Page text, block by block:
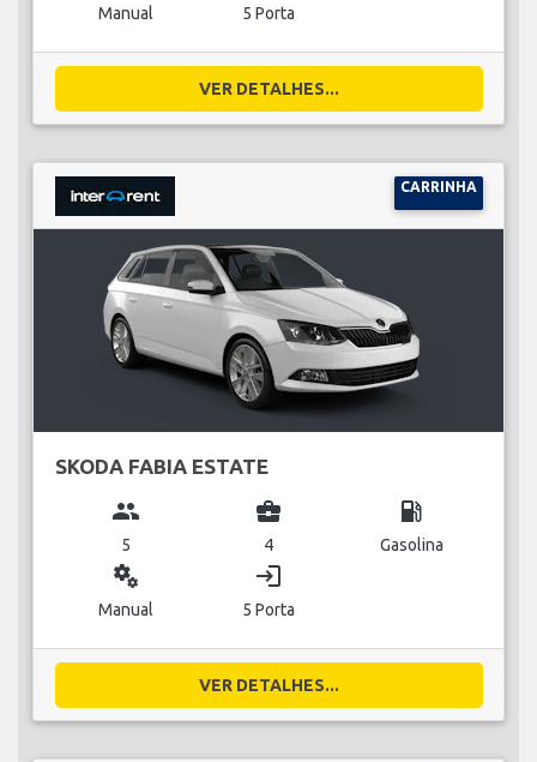
Manual 5 Porta
VER DETALHES...
CARRINHA
SKODA FABIA ESTATE
group
5
business_center
4
local_gas_station
Gasolina
miscellaneous_services
Manual
login
5 Porta
VER DETALHES...